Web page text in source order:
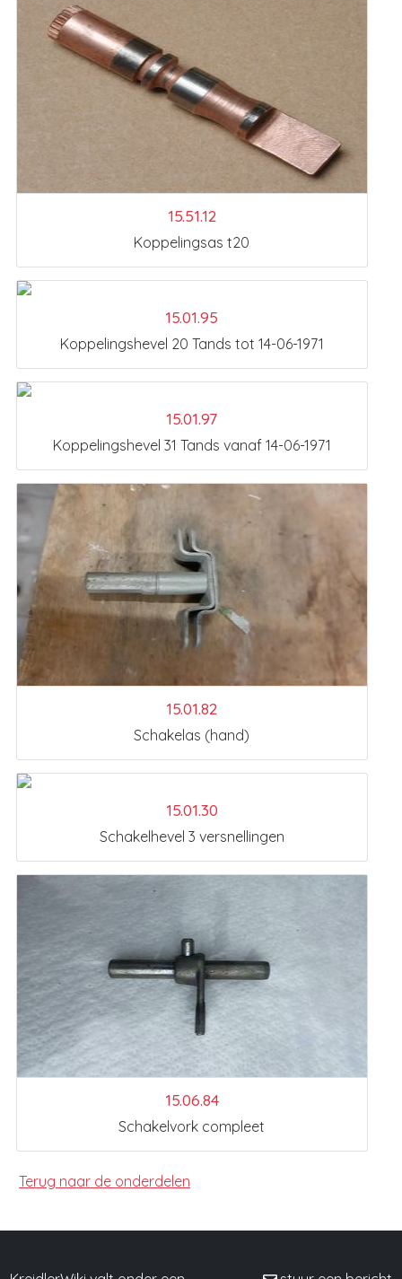
15.51.12
Koppelingsas t20
15.01.95
Koppelingshevel 20 Tands tot 14-06-1971
15.01.97
Koppelingshevel 31 Tands vanaf 14-06-1971
15.01.82
Schakelas (hand)
15.01.30
Schakelhevel 3 versnellingen
15.06.84
Schakelvork compleet
Terug naar de onderdelen